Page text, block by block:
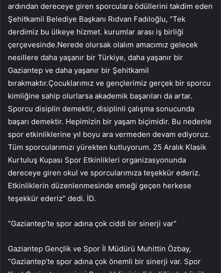
ardından dereceye giren sporculara ödüllerini takdim eden
Şehitkamil Belediye Başkanı Rıdvan Fadıloğlu, “Tek
derdimiz bu ülkeye hizmet. kurumlar arası iş birliği
çerçevesinde.Nerede olursak olalım amacımız gelecek
nesillere daha yaşanır bir Türkiye, daha yaşanır bir
Gaziantep ve daha yaşanır bir Şehitkamil
bırakmaktır.Çocuklarımız ve gençlerimiz gerçek bir sporcu
kimliğine sahip olurlarsa akademik başarıları da artar.
Sporcu disiplin demektir, disiplinli çalışma sonucunda
başarı demektir. Hepimizin bir yaşam biçimidir. Bu nedenle
spor etkinliklerine yıl boyu ara vermeden devam ediyoruz.
Tüm sporcularımızı yürekten kutluyorum. 25 Aralık Klasik
Kurtuluş Kupası Spor Etkinlikleri organizasyonunda
dereceye giren okul ve sporcularımıza teşekkür ederiz.
Etkinliklerin düzenlenmesinde emeği geçen herkese
teşekkür ederiz” dedi. İD.
“Gaziantep’te spor adına çok ciddi bir sinerji var”
Gaziantep Gençlik ve Spor İl Müdürü Muhittin Özbay,
“Gaziantep’te spor adına çok önemli bir sinerji var. Spor